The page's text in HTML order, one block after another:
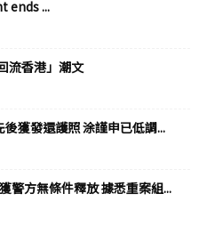
ends ...
流香港」潮文
獲發還護照 涂謹申已低調...
警方無條件釋放 據悉重案組...